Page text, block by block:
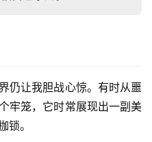
仍让我胆战心惊。有时从噩
牢笼，它时常展现出一副美
锁。